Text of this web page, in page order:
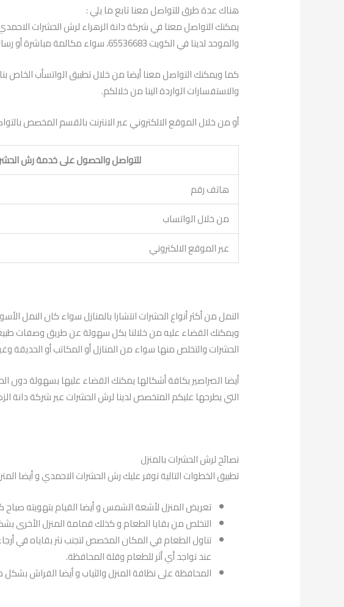
هناك عدة طرق للتواصل معنا تابع ما يلي :
يمكنك التواصل معنا في شركة دانة الزهراء لرش الحشرات
والموحد لدينا في الكويت 65536683، سواء مكالمة مباشرة أو رسالة نصية.
كما ويمكنك التواصل معنا أيضا من خلال تطبيق الواتسأب الخاص
والاستفسارات الواردة الينا من خلالكم.
أو من خلال الموقع الالكتروني عبر الانترنت بالقسم المخصص
للتواصل والحصول على خدمة رش
هاتف رقم
من خلال الواتساب
عبر الموقع الالكتروني
النمل من أكثر أنواع الحشرات انتشارا بالمنازل سواء كان النمل
ويمكنك القضاء عليه من خلالنا بكل سهولة عن طريق وصفات
الحشرات والتخلص منها سواء من المنازل أو المكاتب أو الحديقة
أيضا الصراصير بكافة أشكالها يمكنك القضاء عليها بسهولة دون
التي يطرحها عليكم المتخصص لدينا لرش الحشرات عبر شركة دانة
نصائح لرش الحشرات بالمنزل
تطبيق الخطوات التالية توفر عليك رش الحشرات الاحمدي و أيضا
تعريض المنزل لأشعة الشمس و أيضا القيام بتهويته
التخلص من بقايا الطعام و كذلك قمامة المنزل الأخرى
تناول الطعام في المكان المخصص لتجنب نثر بقاياه في
عند تواجد أي أثر للطعام وقلة المحافظة.
المحافظة على نظافة المنزل والثياب و أيضا الفراش بشكل